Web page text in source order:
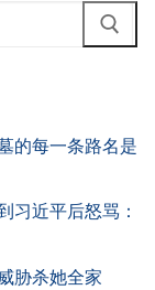
的每一条路名是
习近平后怒骂：
胁杀她全家